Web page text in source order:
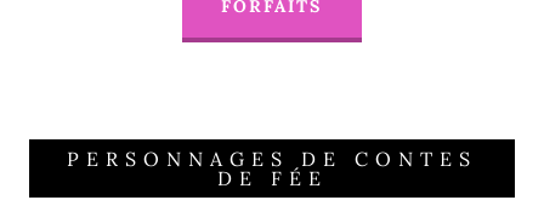
FORFAITS
PERSONNAGES DE CONTES
DE FÉE